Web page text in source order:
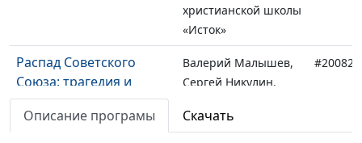
христианской школы
«Исток»
Распад Советского
Союза: трагедия и
надежда
Валерий Малышев,
Сергей Никулин,
#200821
Валерий Малышев,
#200724
Описание програмы Скачать